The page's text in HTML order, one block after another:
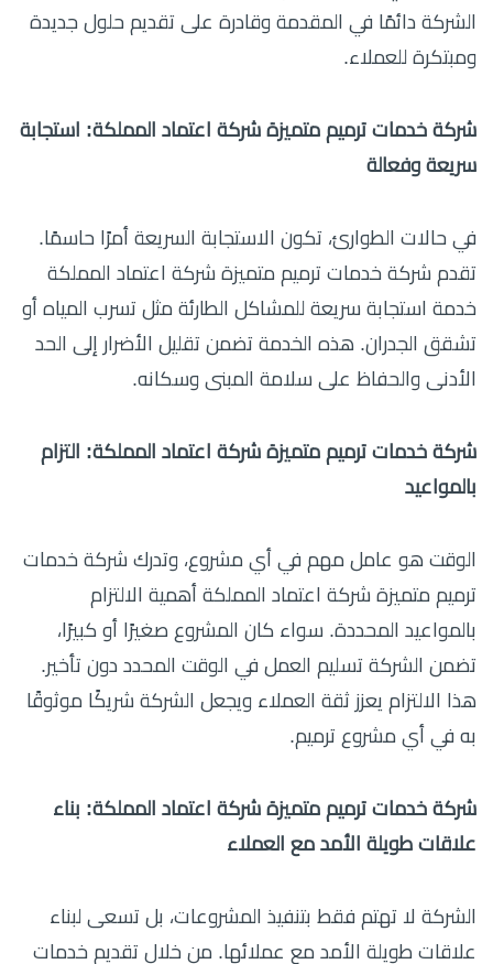
الشركة دائمًا في المقدمة وقادرة على تقديم حلول جديدة
ومبتكرة للعملاء.
شركة خدمات ترميم متميزة شركة اعتماد المملكة: استجابة
سريعة وفعالة
في حالات الطوارئ، تكون الاستجابة السريعة أمرًا حاسمًا.
تقدم شركة خدمات ترميم متميزة شركة اعتماد المملكة
خدمة استجابة سريعة للمشاكل الطارئة مثل تسرب المياه أو
تشقق الجدران. هذه الخدمة تضمن تقليل الأضرار إلى الحد
الأدنى والحفاظ على سلامة المبنى وسكانه.
شركة خدمات ترميم متميزة شركة اعتماد المملكة: التزام
بالمواعيد
الوقت هو عامل مهم في أي مشروع، وتدرك شركة خدمات
ترميم متميزة شركة اعتماد المملكة أهمية الالتزام
بالمواعيد المحددة. سواء كان المشروع صغيرًا أو كبيرًا،
تضمن الشركة تسليم العمل في الوقت المحدد دون تأخير.
هذا الالتزام يعزز ثقة العملاء ويجعل الشركة شريكًا موثوقًا
به في أي مشروع ترميم.
شركة خدمات ترميم متميزة شركة اعتماد المملكة: بناء
علاقات طويلة الأمد مع العملاء
الشركة لا تهتم فقط بتنفيذ المشروعات، بل تسعى لبناء
علاقات طويلة الأمد مع عملائها. من خلال تقديم خدمات